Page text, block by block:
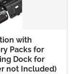
with
Packs for
Dock for
not Included)